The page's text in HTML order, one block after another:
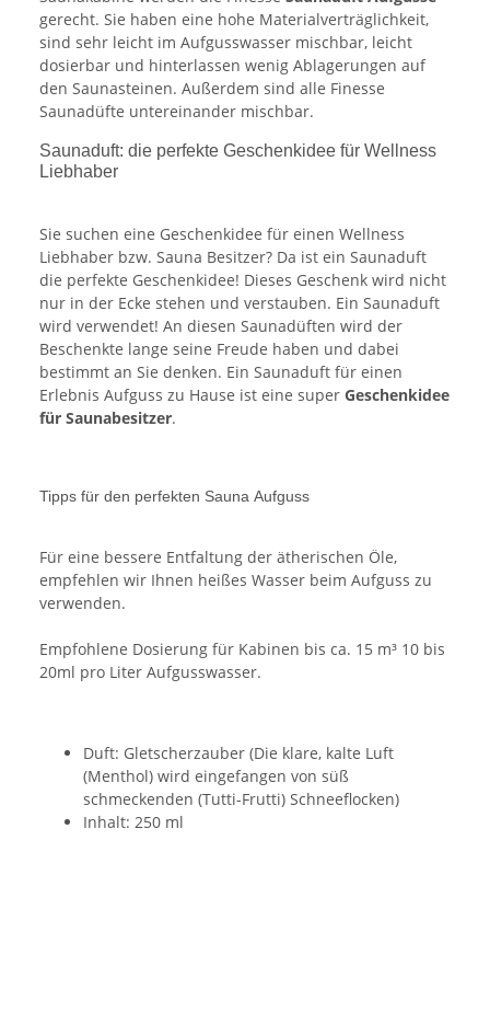
gerecht. Sie haben eine hohe Materialverträglichkeit,
sind sehr leicht im Aufgusswasser mischbar, leicht
dosierbar und hinterlassen wenig Ablagerungen auf
den Saunasteinen. Außerdem sind alle Finesse
Saunadüfte untereinander mischbar.
Saunaduft: die perfekte Geschenkidee für Wellness
Liebhaber
Sie suchen eine Geschenkidee für einen Wellness
Liebhaber bzw. Sauna Besitzer? Da ist ein Saunaduft
die perfekte Geschenkidee! Dieses Geschenk wird nicht
nur in der Ecke stehen und verstauben. Ein Saunaduft
wird verwendet! An diesen Saunadüften wird der
Beschenkte lange seine Freude haben und dabei
bestimmt an Sie denken. Ein Saunaduft für einen
Erlebnis Aufguss zu Hause ist eine super Geschenkidee
für Saunabesitzer.
Tipps für den perfekten Sauna Aufguss
Für eine bessere Entfaltung der ätherischen Öle,
empfehlen wir Ihnen heißes Wasser beim Aufguss zu
verwenden.
Empfohlene Dosierung für Kabinen bis ca. 15 m³ 10 bis
20ml pro Liter Aufgusswasser.
Duft: Gletscherzauber (Die klare, kalte Luft
(Menthol) wird eingefangen von süß
schmeckenden (Tutti-Frutti) Schneeflocken)
Inhalt: 250 ml